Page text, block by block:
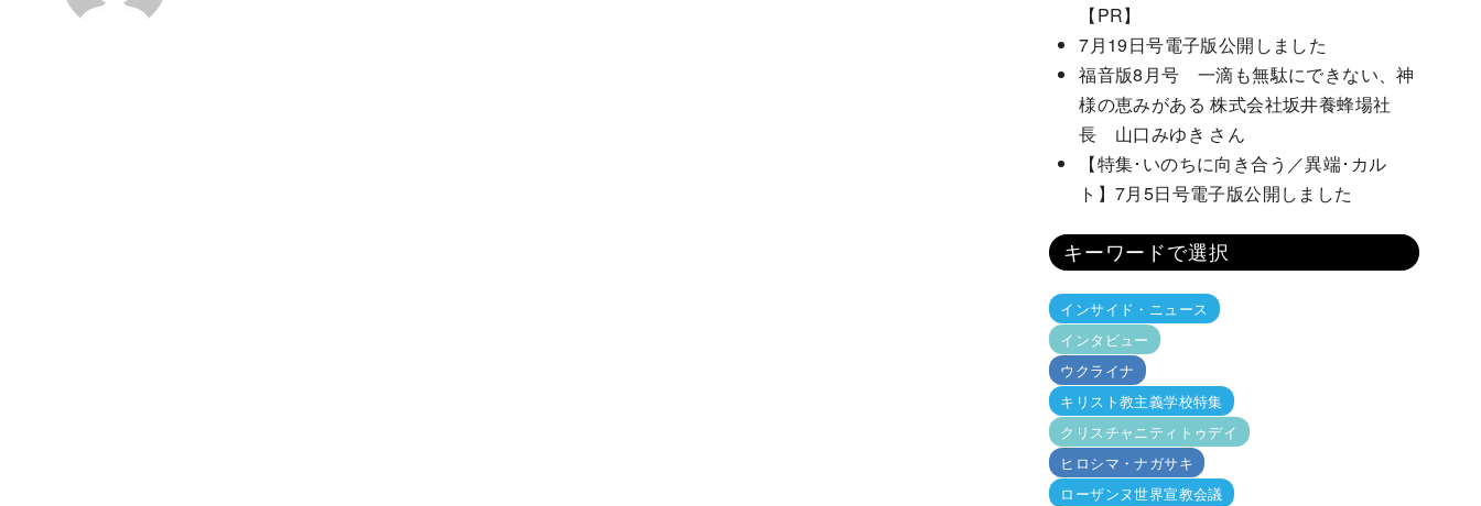
【PR】
7月19日号電子版公開しました
福音版8月号 一滴も無駄にできない、神
様の恵みがある 株式会社坂井養蜂場社
長 山口みゆき さん
【特集･いのちに向き合う／異端･カル
ト】7月5日号電子版公開しました
キーワードで選択
インサイド・ニュース
インタビュー
ウクライナ
キリスト教主義学校特集
クリスチャニティトゥデイ
ヒロシマ・ナガサキ
ローザンヌ世界宣教会議